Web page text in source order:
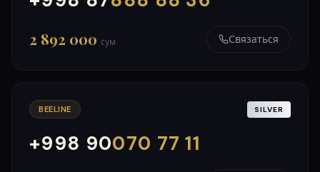
000
999
2 892 000 сум Связаться
BEELINE SILVER
+998 90070 77 11
000
999